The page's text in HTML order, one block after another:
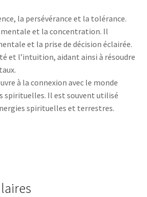
la persévérance et la tolérance.
et la concentration. Il
et la prise de décision éclairée.
et l’intuition, aidant ainsi à résoudre
à la connexion avec le monde
spirituelles. Il est souvent utilisé
spirituelles et terrestres.